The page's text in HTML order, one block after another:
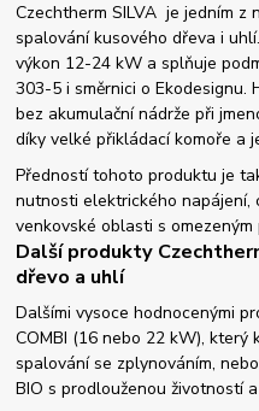
Czechtherm SILVA je jedním z
spalování kusového dřeva i
výkon 12-24 kW a splňuje
303-5 i směrnici o Ekodesignu.
bez akumulační nádrže při
díky velké přikládací komoře a
Předností tohoto produktu je
nutnosti elektrického napájení,
venkovské oblasti s
Další produkty
dřevo a uhlí
Dalšími vysoce hodnocenými
COMBI (16 nebo 22 kW), který
spalování se zplynováním,
BIO s prodlouženou životností